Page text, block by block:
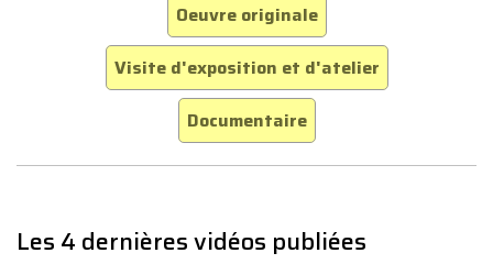
Oeuvre originale
Visite d'exposition et d'atelier
Documentaire
Les 4 dernières vidéos publiées